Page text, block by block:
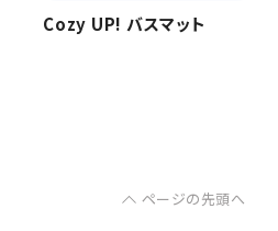
Cozy UP! バスマット
ページの先頭へ